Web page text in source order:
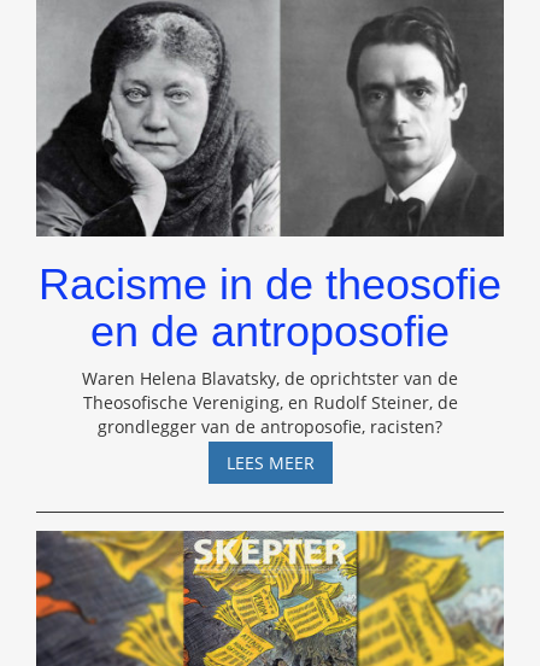
Racisme in de theosofie
en de antroposofie
Waren Helena Blavatsky, de oprichtster van de
Theosofische Vereniging, en Rudolf Steiner, de
grondlegger van de antroposofie, racisten?
LEES MEERRACISME
IN
DE
THEOSOFIE
EN
DE
ANTROPOSOFIE